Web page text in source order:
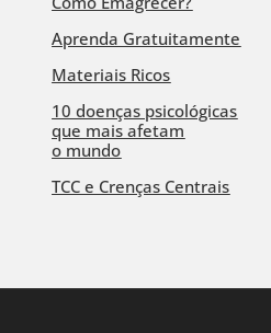
Aprenda Gratuitamente
Materiais Ricos
10 doenças psicológicas
que mais afetam
o mundo
TCC e Crenças Centrais